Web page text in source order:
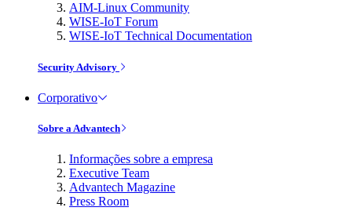
AIM-Linux Community
WISE-IoT Forum
WISE-IoT Technical Documentation
Security Advisory
Corporativo
Sobre a Advantech
Informações sobre a empresa
Executive Team
Advantech Magazine
Press Room